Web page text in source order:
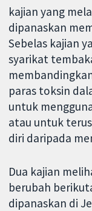
kajian yang
dipanaskan
Sebelas kajian
syarikat
paras toksin
untuk
atau untuk
diri daripada
Dua kajian
berubah
dipanaskan di